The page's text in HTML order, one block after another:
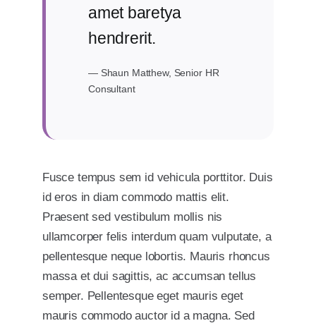
amet baretya
hendrerit.
— Shaun Matthew, Senior HR
Consultant
Fusce tempus sem id vehicula porttitor. Duis
id eros in diam commodo mattis elit.
Praesent sed vestibulum mollis nis
ullamcorper felis interdum quam vulputate, a
pellentesque neque lobortis. Mauris rhoncus
massa et dui sagittis, ac accumsan tellus
semper. Pellentesque eget mauris eget
mauris commodo auctor id a magna. Sed